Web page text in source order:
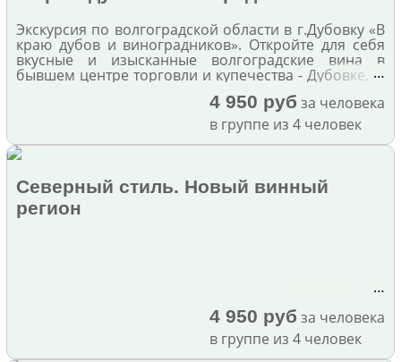
Экскурсия по волгоградской области в г.Дубовку «В
краю дубов и виноградников». Откройте для себя
вкусные и изысканные волгоградские вина в
бывшем центре торговли и купечества - Дубовке. …
4 950 руб за человека
в группе из 4 человек
Северный стиль. Новый винный
регион
…
4 950 руб за человека
в группе из 4 человек